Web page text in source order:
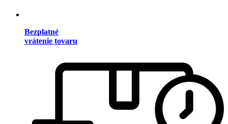
Bezplatné
vrátenie tovaru